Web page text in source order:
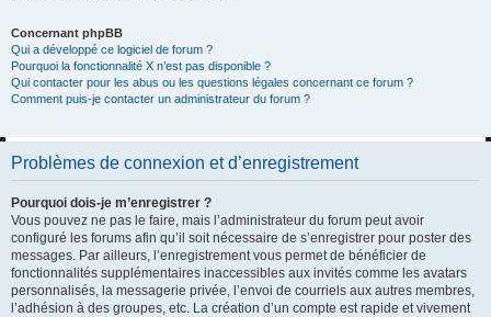
Concernant phpBB
Qui a développé ce logiciel de forum ?
Pourquoi la fonctionnalité X n’est pas disponible ?
Qui contacter pour les abus ou les questions légales concernant ce forum ?
Comment puis-je contacter un administrateur du forum ?
Problèmes de connexion et d’enregistrement
Pourquoi dois-je m’enregistrer ?
Vous pouvez ne pas le faire, mais l’administrateur du forum peut avoir
configuré les forums afin qu’il soit nécessaire de s’enregistrer pour poster des
messages. Par ailleurs, l’enregistrement vous permet de bénéficier de
fonctionnalités supplémentaires inaccessibles aux invités comme les avatars
personnalisés, la messagerie privée, l’envoi de courriels aux autres membres,
l’adhésion à des groupes, etc. La création d’un compte est rapide et vivement